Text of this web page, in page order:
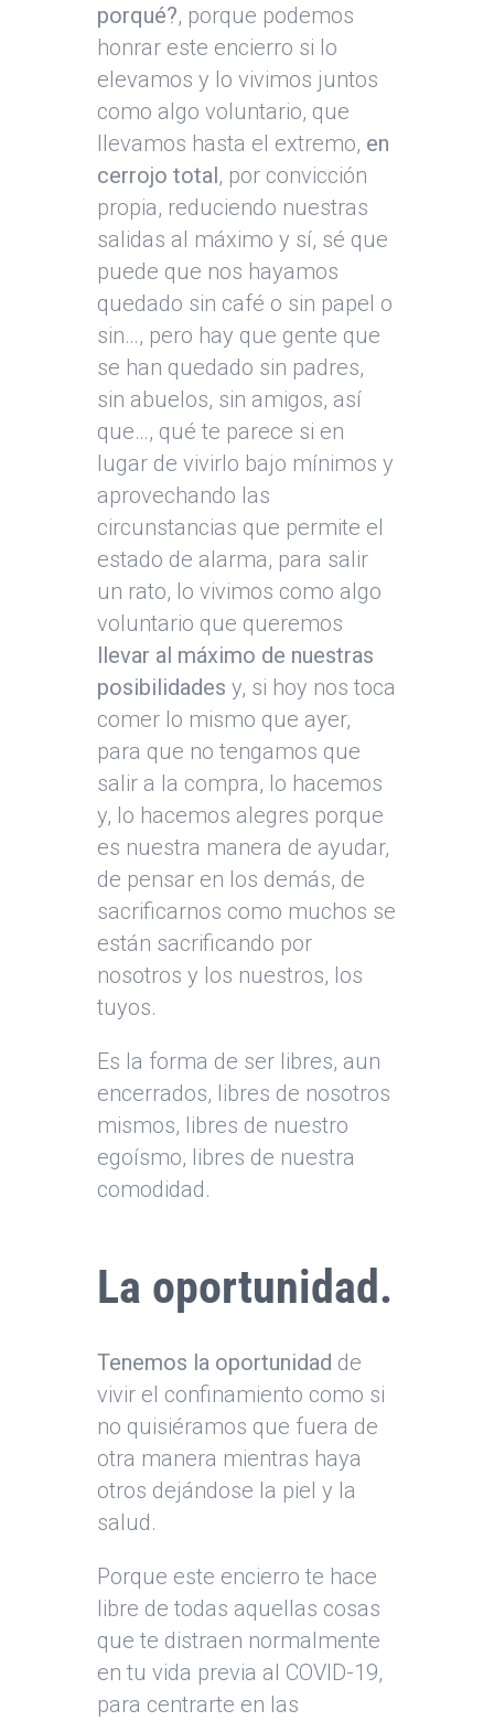
porqué?, porque podemos
honrar este encierro si lo
elevamos y lo vivimos juntos
como algo voluntario, que
llevamos hasta el extremo, en
cerrojo total, por convicción
propia, reduciendo nuestras
salidas al máximo y sí, sé que
puede que nos hayamos
quedado sin café o sin papel o
sin…, pero hay que gente que
se han quedado sin padres,
sin abuelos, sin amigos, así
que…, qué te parece si en
lugar de vivirlo bajo mínimos y
aprovechando las
circunstancias que permite el
estado de alarma, para salir
un rato, lo vivimos como algo
voluntario que queremos
llevar al máximo de nuestras
posibilidades y, si hoy nos toca
comer lo mismo que ayer,
para que no tengamos que
salir a la compra, lo hacemos
y, lo hacemos alegres porque
es nuestra manera de ayudar,
de pensar en los demás, de
sacrificarnos como muchos se
están sacrificando por
nosotros y los nuestros, los
tuyos.
Es la forma de ser libres, aun
encerrados, libres de nosotros
mismos, libres de nuestro
egoísmo, libres de nuestra
comodidad.
La oportunidad.
Tenemos la oportunidad de
vivir el confinamiento como si
no quisiéramos que fuera de
otra manera mientras haya
otros dejándose la piel y la
salud.
Porque este encierro te hace
libre de todas aquellas cosas
que te distraen normalmente
en tu vida previa al COVID-19,
para centrarte en las